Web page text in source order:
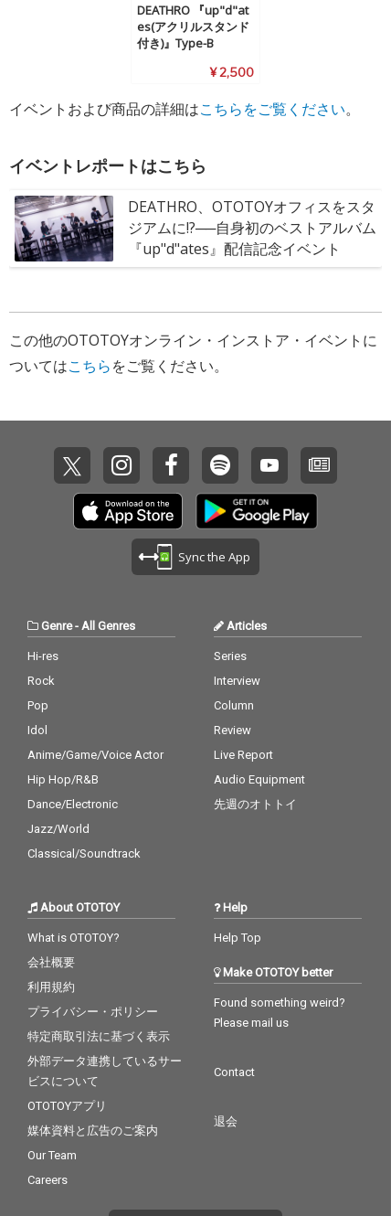
DEATHRO 『up"d"at
es(アクリルスタンド
付き)』Type-B
¥ 2,500
イベントおよび商品の詳細はこちらをご覧ください。
イベントレポートはこちら
DEATHRO、OTOTOYオフィスをスタ
ジアムに!?──自身初のベストアルバム
『up"d"ates』配信記念イベント
この他のOTOTOYオンライン・インストア・イベントに
ついてはこちらをご覧ください。
Sync the App
Genre- All Genres
Hi-res
Rock
Pop
Idol
Anime/Game/Voice Actor
Hip Hop/R&B
Dance/Electronic
Jazz/World
Classical/Soundtrack
Articles
Series
Interview
Column
Review
Live Report
Audio Equipment
先週のオトトイ
About OTOTOY
What is OTOTOY?
会社概要
利用規約
プライバシー・ポリシー
特定商取引法に基づく表示
外部データ連携しているサー
ビスについて
OTOTOYアプリ
媒体資料と広告のご案内
Our Team
Careers
Help
Help Top
Make OTOTOY better
Found something weird?
Please mail us
Contact
退会